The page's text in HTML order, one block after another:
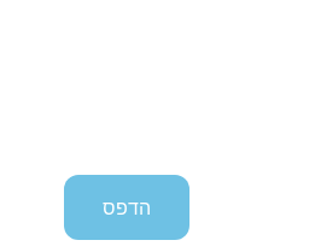
הדפס